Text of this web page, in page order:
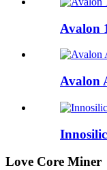
Avalon
Avalon
Love Core Miner